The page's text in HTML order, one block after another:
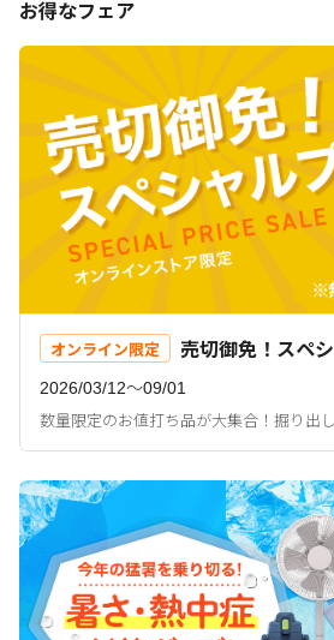
お得なフェア
オンライン限定 売切御免！スペ
2026/03/12〜09/01
数量限定のお値打ち品が大集合！掘り出